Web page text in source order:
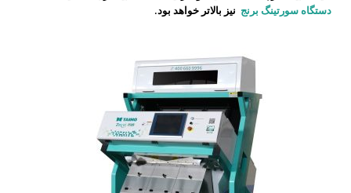
دستگاه سورتینگ برنج نیز بالاتر خواهد بود.